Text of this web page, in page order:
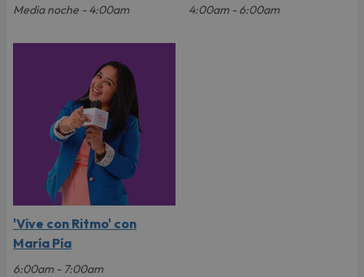
Media noche - 4:00am 4:00am - 6:00am
'Vive con Ritmo' con
María Pía
6:00am - 7:00am